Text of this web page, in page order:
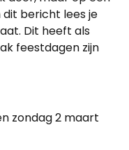
dit bericht lees je
Dit heeft als
feestdagen zijn
zondag 2 maart